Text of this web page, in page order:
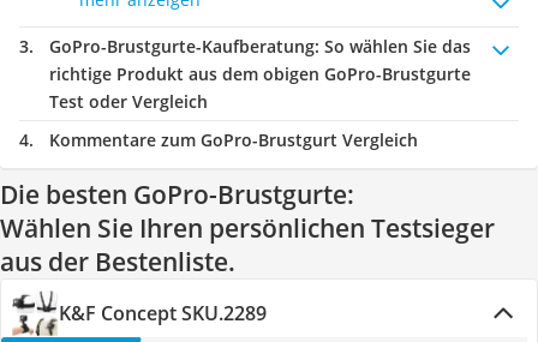
GoPro-Brustgurte-Kaufberatung: So wählen Sie das
richtige Produkt aus dem obigen GoPro-Brustgurte
Test oder Vergleich
Kommentare zum GoPro-Brustgurt Vergleich
Die besten GoPro-Brustgurte:
Wählen Sie Ihren persönlichen Testsieger
aus der Bestenliste.
K&F Concept SKU.2289